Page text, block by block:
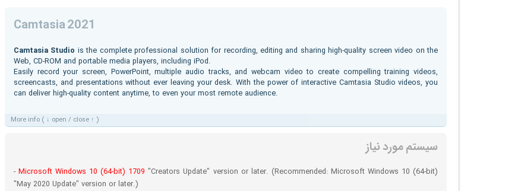
Camtasia 2021
Camtasia Studio is the complete professional solution for recording, editing and sharing high-quality screen video on the
Web, CD-ROM and portable media players, including iPod.
Easily record your screen, PowerPoint, multiple audio tracks, and webcam video to create compelling training videos,
screencasts, and presentations without ever leaving your desk. With the power of interactive Camtasia Studio videos, you
can deliver high-quality content anytime, to even your most remote audience.
More info ( ↓ open / close ↑ )
سیستم مورد نیاز
-Microsoft Windows 10 (64-bit) 1709 "Creators Update" version or later. (Recommended: Microsoft Windows 10 (64-bit)
"May 2020 Update" version or later.)